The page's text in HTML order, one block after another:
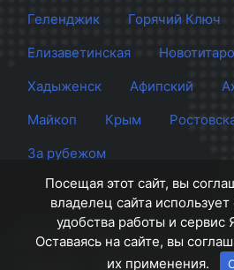
Геленджик
Горячий Ключ
Елизаветинская
Хадыженск
Афипский
Майкоп
Крым
За рубежом
Сайт Краснодара
© 2012 - 2026
Посещая этот сайт, вы
владелец сайта
удобства работы и сервис
Оставаясь на сайте, вы
их применения.